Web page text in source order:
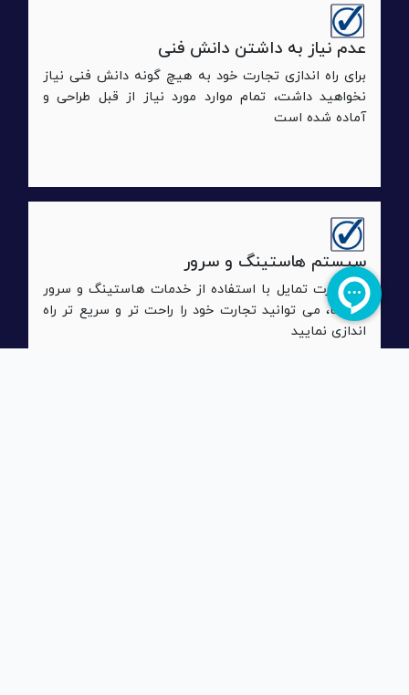
عدم نیاز به داشتن دانش فنی
برای راه اندازی تجارت خود به هیچ گونه دانش فنی نیاز
نخواهید داشت، تمام موارد مورد نیاز از قبل طراحی و
آماده شده است
سیستم هاستینگ و سرور
در صورت تمایل با استفاده از خدمات هاستینگ و سرور
رابسانا، می توانید تجارت خود را راحت تر و سریع تر راه
اندازی نمایید